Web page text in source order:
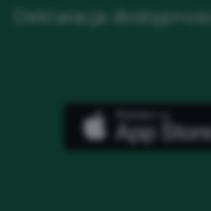
Deklaracja dostępności